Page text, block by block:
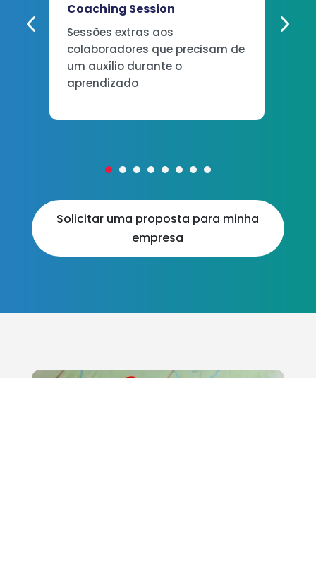
Coaching Session
Sessões extras aos
colaboradores que precisam de
um auxílio durante o
aprendizado
Solicitar uma proposta para minha
empresa